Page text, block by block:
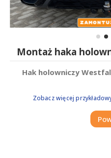
Montaż haka
Hak holowniczy
Zobacz więcej